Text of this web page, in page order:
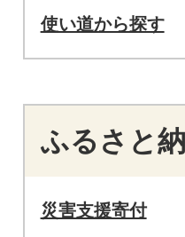
使い道から探す
ふるさと
災害支援寄付